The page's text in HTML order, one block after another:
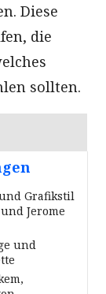
Diese
die
sollten.
Grafikstil
Jerome
und